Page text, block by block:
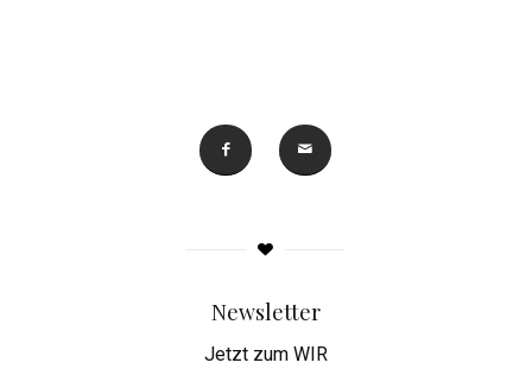
Newsletter
Jetzt zum WIR